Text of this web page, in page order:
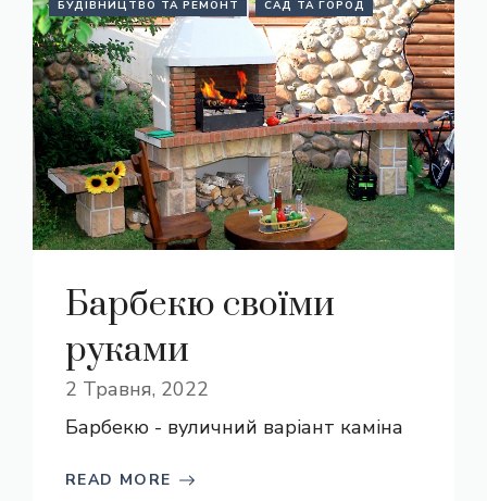
БУДІВНИЦТВО ТА РЕМОНТ САД ТА ГОРОД
Барбекю своїми
руками
2 Травня, 2022
Барбекю - вуличний варіант каміна
READ MORE